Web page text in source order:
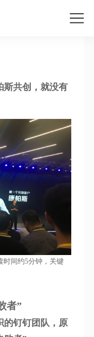
斯共创，就没有
时间约5分钟，关键
者”
的钉钉团队，原